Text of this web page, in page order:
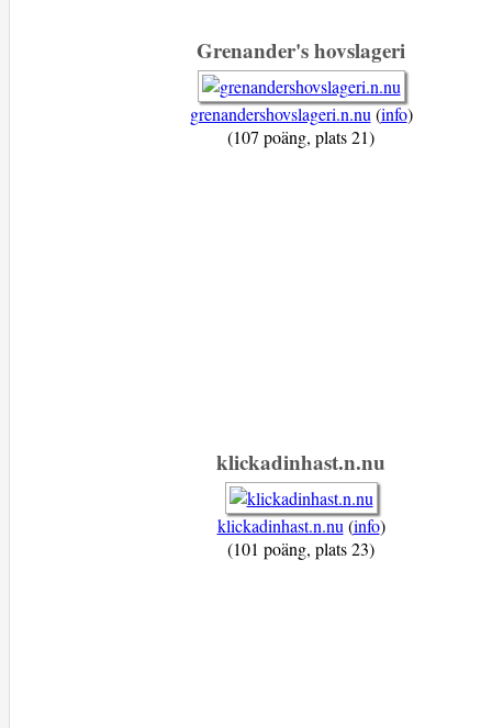
Grenander's hovslageri
grenandershovslageri.n.nu (info)
(107 poäng, plats 21)
klickadinhast.n.nu
klickadinhast.n.nu (info)
(101 poäng, plats 23)